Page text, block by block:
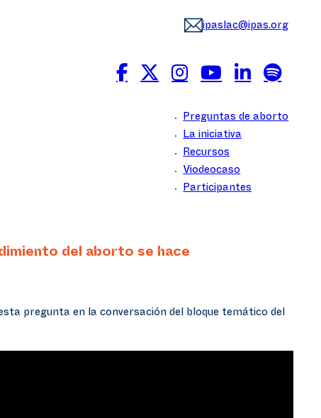
ipaslac@ipas.org
Preguntas de aborto
La iniciativa
Recursos
Viodeocaso
Participantes
del aborto se hace
pregunta en la conversación del bloque temático del